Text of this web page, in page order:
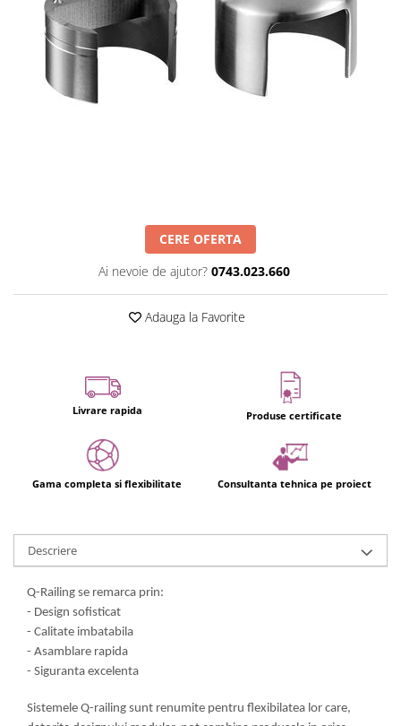
CERE OFERTA
Ai nevoie de ajutor? 0743.023.660
Adauga la Favorite
Livrare rapida Produse certificate
Gama completa si flexibilitate Consultanta tehnica pe proiect
Descriere
Q-Railing se remarca prin:
- Design sofisticat
- Calitate imbatabila
- Asamblare rapida
- Siguranta excelenta
Sistemele Q-railing sunt renumite pentru flexibilatea lor care,